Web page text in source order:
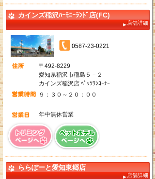
カインズ稲沢ﾊｰﾓﾆｰﾗﾝﾄﾞ店(FC)
店舗詳細
0587-23-0221
〒492-8229
愛知県稲沢市稲島５－２
カインズ稲沢店 ﾍﾟｯﾂﾜﾝｺｰﾅｰ
９：３０～２０：００
年中無休営業
ららぽーと愛知東郷店
店舗詳細